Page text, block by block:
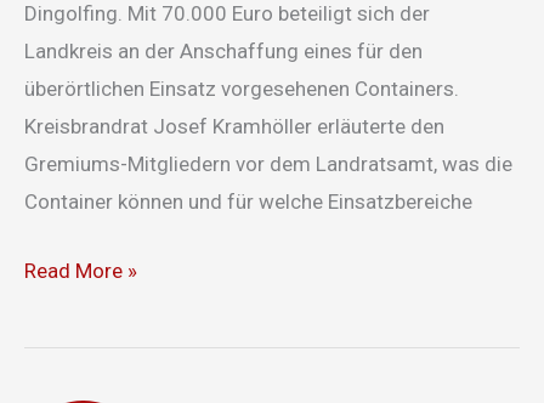
Dingolfing. Mit 70.000 Euro beteiligt sich der
Landkreis an der Anschaffung eines für den
überörtlichen Einsatz vorgesehenen Containers.
Kreisbrandrat Josef Kramhöller erläuterte den
Gremiums-Mitgliedern vor dem Landratsamt, was die
Container können und für welche Einsatzbereiche
Read More »